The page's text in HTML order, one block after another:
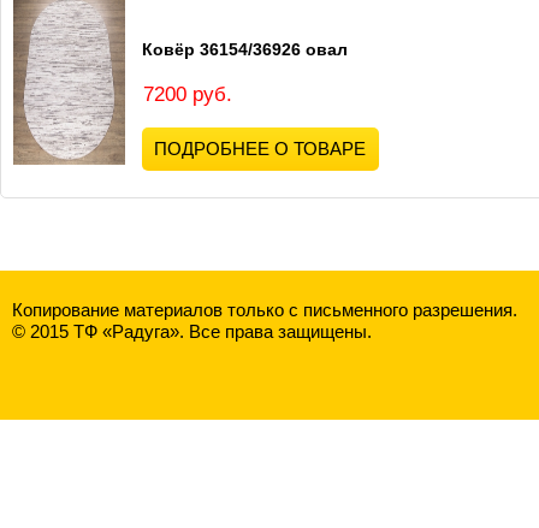
Ковёр 36154/36926 овал
7200 руб.
ПОДРОБНЕЕ О ТОВАРЕ
Копирование материалов только с письменного разрешения.
© 2015 ТФ «Радуга». Все права защищены.